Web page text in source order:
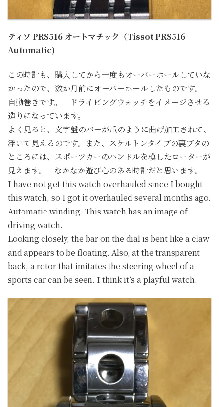
ティソ PRS516 オートマチック（Tissot PRS516
Automatic)
この時計も、購入してから一度もオーバーホールしていな
かったので、数か月前にオーバーホールしたものです。
自動巻きです。 ドライビングウォッチをイメージさせる
造りになっています。
よく見ると、文字盤のバーが爪のように曲げ加工されて、
浮いて見えるのです。また、スケルトンタイプの裏ブタの
ところには、スポーツカーのハンドルを模したローターが
見えます。 なかなか遊び心のある時計だと思います。
I have not get this watch overhauled since I bought
this watch, so I got it overhauled several months ago.
Automatic winding. This watch has an image of
driving watch.
Looking closely, the bar on the dial is bent like a claw
and appears to be floating. Also, at the transparent
back, a rotor that imitates the steering wheel of a
sports car can be seen. I think it’s a playful watch.